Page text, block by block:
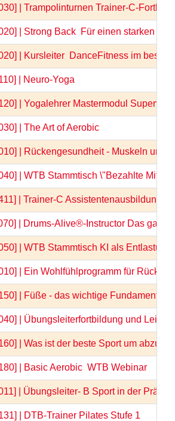
| Trampolinturnen Trainer-C-
| Strong Back  Für einen starken
| Kursleiter  DanceFitness im
| Neuro-Yoga
| Yogalehrer Mastermodul
| The Art of Aerobic
| Rückengesundheit - Muskeln und
| WTB Stammtisch \"Bezahlte
| Trainer-C Assistentenausbildung,
| Drums-Alive®-Instructor Das
| WTB Stammtisch KI als
| Ein Wohlfühlprogramm für Rücken
| Füße - das wichtige Fundament -
| Übungsleiterfortbildung und
| Was ist der beste Sport um
| Basic Aerobic  WTB Webinar
| Übungsleiter- B Sport in der
| DTB-Trainer Pilates Stufe 1